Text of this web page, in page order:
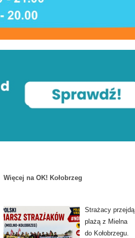
Więcej na OK! Kołobrzeg
Strażacy przejdą
plażą z Mielna
do Kołobrzegu.